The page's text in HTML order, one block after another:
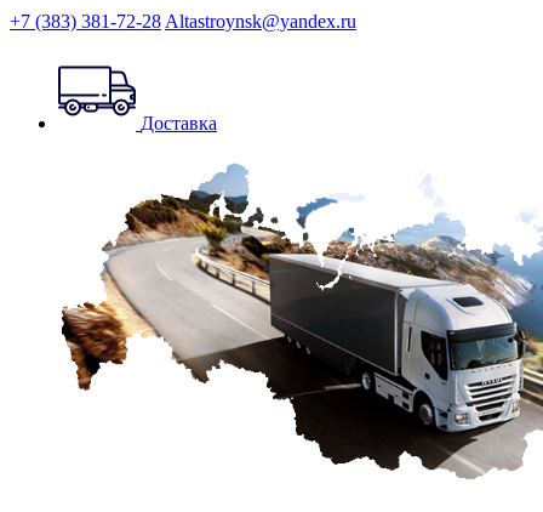
+7 (383) 381-72-28 Altastroynsk@yandex.ru
Доставка